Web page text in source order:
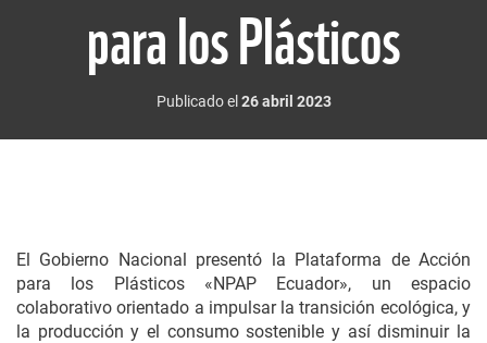
para los Plásticos
Publicado el 26 abril 2023
El Gobierno Nacional presentó la Plataforma de Acción
para los Plásticos «NPAP Ecuador», un espacio
colaborativo orientado a impulsar la transición ecológica, y
la producción y el consumo sostenible y así disminuir la